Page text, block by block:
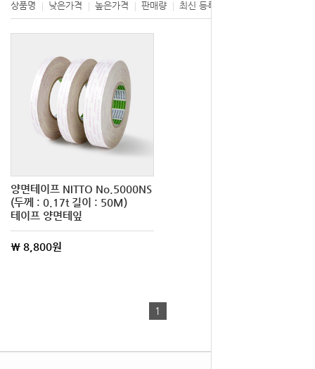
상품명 낮은가격 높은가격 판매량 최신 등록
양면테이프 NITTO No.5000NS
(두께 : 0.17t 길이 : 50M)
테이프 양면테잎
\ 8,800원
1